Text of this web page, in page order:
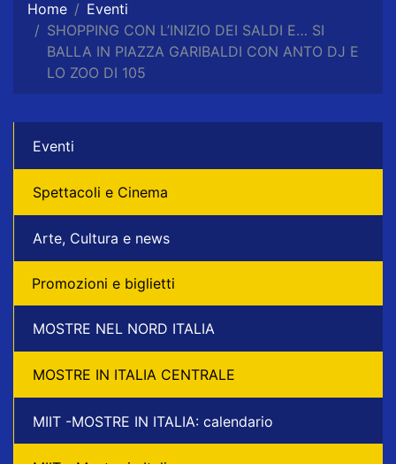
Home
Eventi
SHOPPING CON L’INIZIO DEI SALDI E… SI
BALLA IN PIAZZA GARIBALDI CON ANTO DJ E
LO ZOO DI 105
Eventi
Spettacoli e Cinema
Arte, Cultura e news
Promozioni e biglietti
MOSTRE NEL NORD ITALIA
MOSTRE IN ITALIA CENTRALE
MIIT -MOSTRE IN ITALIA: calendario